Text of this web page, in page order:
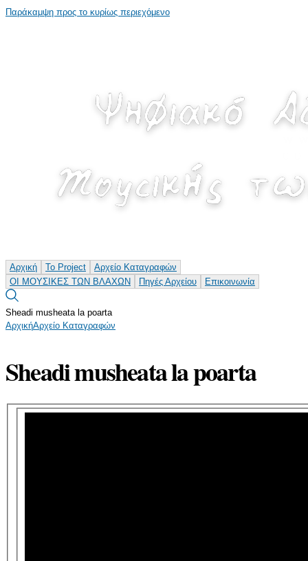
Παράκαμψη προς το κυρίως περιεχόμενο
Αρχική Το Project
Αρχείο Καταγραφών
ΟΙ ΜΟΥΣΙΚΕΣ ΤΩΝ ΒΛΑΧΩΝ
Πηγές Αρχείου Επικοινωνία
Sheadi musheata la poarta
ΑρχικήΑρχείο Καταγραφών
Sheadi musheata la poarta